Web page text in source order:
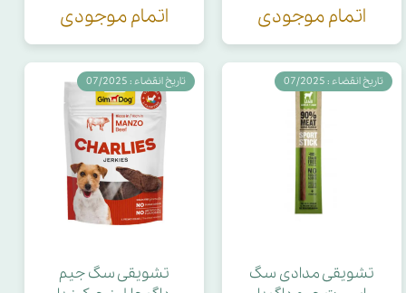
اتمام موجودی اتمام موجودی
تشویقی مدادی سگ
تاریخ انقضاء : 07/2025
تشویقی سگ جیم
تاریخ انقضاء : 07/2025